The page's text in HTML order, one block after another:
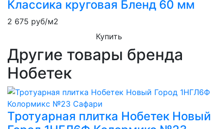
Классика круговая Бленд 60 мм
2 675 руб/м2
Купить
Другие товары бренда
Нобетек
Тротуарная плитка Нобетек Новый